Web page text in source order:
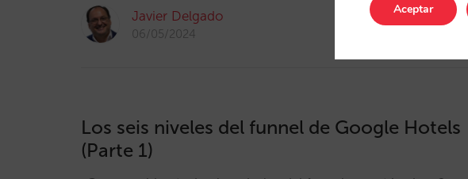
Javier Delgado
06/05/2024
Los seis niveles del funnel de Google Hotels
(Parte 1)
Aceptar